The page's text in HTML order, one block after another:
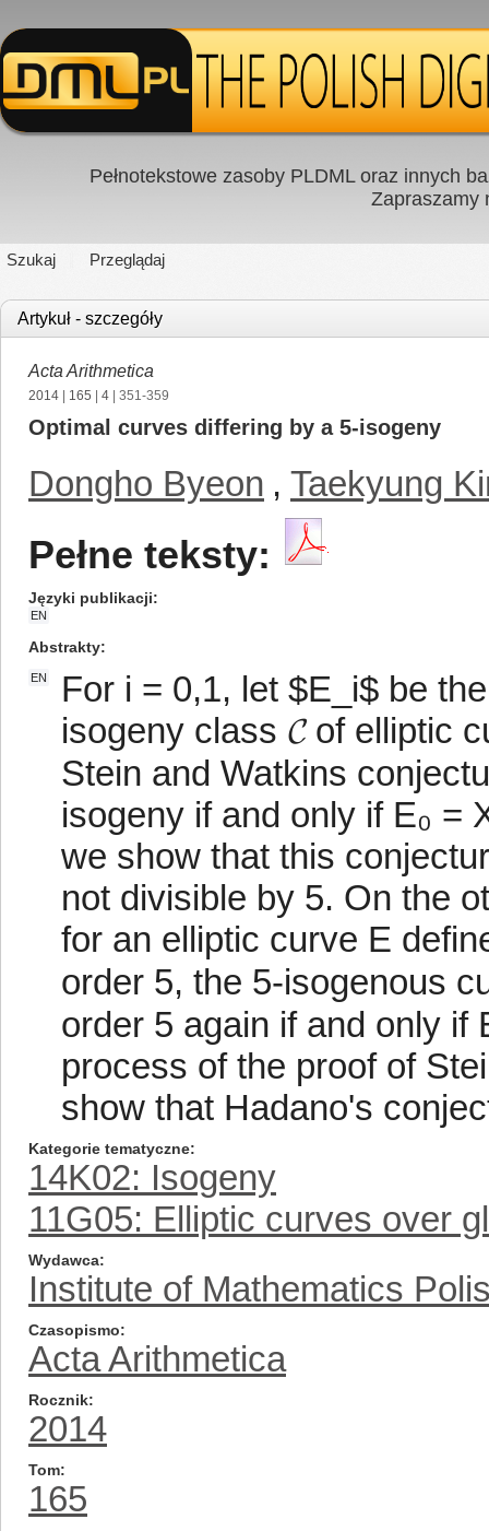
Pełnotekstowe zasoby PLDML oraz innych
Zapraszamy
Szukaj Przeglądaj
Artykuł - szczegóły
Acta Arithmetica
2014 165 4 | 351-359
Optimal curves differing by a 5-isogeny
Dongho Byeon , Taekyung
Pełne teksty:
Języki publikacji
EN
Abstrakty
EN
For i = 0,1, let $E_i$ be
isogeny class 𝓒 of elliptic
Stein and Watkins
isogeny if and only if E₀ =
we show that this
not divisible by 5. On the
for an elliptic curve E
order 5, the 5-isogenous
order 5 again if and only if
process of the proof of
show that Hadano's
Kategorie tematyczne
14K02: Isogeny
11G05: Elliptic curves over
Wydawca
Institute of Mathematics
Czasopismo
Acta Arithmetica
Rocznik
2014
Tom
165